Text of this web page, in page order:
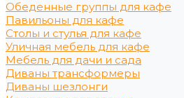
Обеденные группы для кафе
Павильоны для кафе
Столы и стулья для кафе
Уличная мебель для кафе
Мебель для дачи и сада
Диваны трансформеры
Диваны шезлонги